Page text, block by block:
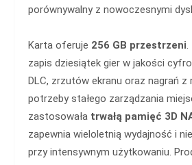
porównywalny z nowoczesnymi
Karta oferuje 256 GB przestrzeni.
zapis dziesiątek gier w jakości
DLC, zrzutów ekranu oraz nagrań z
potrzeby stałego zarządzania
zastosowała trwałą pamięć 3D
zapewnia wieloletnią wydajność i
przy intensywnym użytkowaniu.